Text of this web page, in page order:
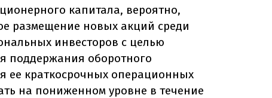
капитала, вероятно,
размещение новых акций среди
инвесторов с целью
поддержания оборотного
ее краткосрочных операционных
на пониженном уровне в течение